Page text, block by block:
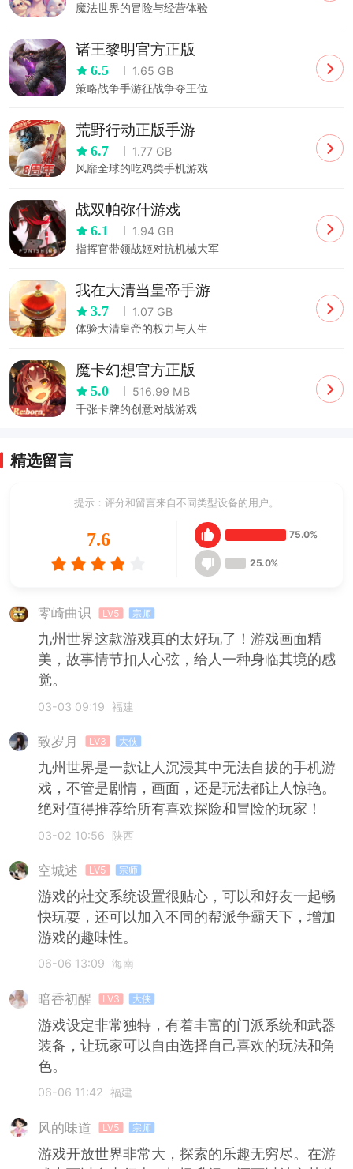
魔法世界的冒险与经营体验
诸王黎明官方正版
6.5
1.65 GB
策略战争手游征战争夺王位
荒野行动正版手游
6.7
1.77 GB
风靡全球的吃鸡类手机游戏
战双帕弥什游戏
6.1
1.94 GB
指挥官带领战姬对抗机械大军
我在大清当皇帝手游
3.7
1.07 GB
体验大清皇帝的权力与人生
魔卡幻想官方正版
5.0
516.99 MB
千张卡牌的创意对战游戏
精选留言
提示：评分和留言来自不同类型设备的用户。
7.6 75.0%
25.0%
零崎曲识 LV5 宗师
九州世界这款游戏真的太好玩了！游戏画面精
美，故事情节扣人心弦，给人一种身临其境的感
觉。
03-03 09:19 福建
致岁月 LV3 大侠
九州世界是一款让人沉浸其中无法自拔的手机游
戏，不管是剧情，画面，还是玩法都让人惊艳。
绝对值得推荐给所有喜欢探险和冒险的玩家！
03-02 10:56 陕西
空城述 LV5 宗师
游戏的社交系统设置很贴心，可以和好友一起畅
快玩耍，还可以加入不同的帮派争霸天下，增加
游戏的趣味性。
06-06 13:09 海南
暗香初醒 LV3 大侠
游戏设定非常独特，有着丰富的门派系统和武器
装备，让玩家可以自由选择自己喜欢的玩法和角
色。
06-06 11:42 福建
风的味道 LV5 宗师
游戏开放世界非常大，探索的乐趣无穷尽。在游